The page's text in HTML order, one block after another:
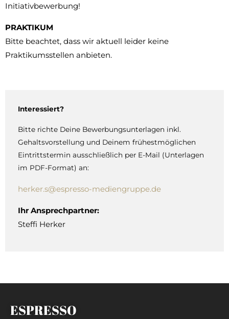
Initiativbewerbung!
PRAKTIKUM
Bitte beachtet, dass wir aktuell leider keine
Praktikumsstellen anbieten.
Interessiert?
Bitte richte Deine Bewerbungsunterlagen inkl.
Gehaltsvorstellung und Deinem frühestmöglichen
Eintrittstermin ausschließlich per E-Mail (Unterlagen
im PDF-Format) an:
herker.s@espresso-mediengruppe.de
Ihr Ansprechpartner:
Steffi Herker
ESPRESSO